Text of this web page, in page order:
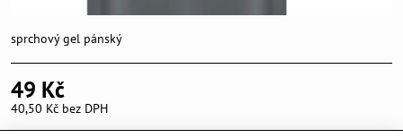
sprchový gel pánský
49 Kč
40,50 Kč bez DPH